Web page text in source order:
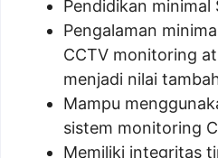
Pendidikan minimal
Pengalaman
CCTV monitoring
menjadi nilai
Mampu
sistem monitoring
Memiliki integritas